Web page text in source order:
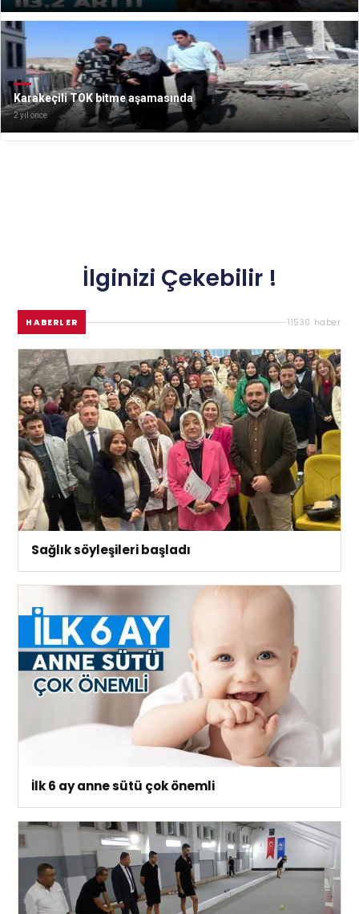
Karakeçili TOK bitme aşamasında
2 yıl önce
İlginizi Çekebilir !
HABERLER 11530 haber
Sağlık söyleşileri başladı
İlk 6 ay anne sütü çok önemli